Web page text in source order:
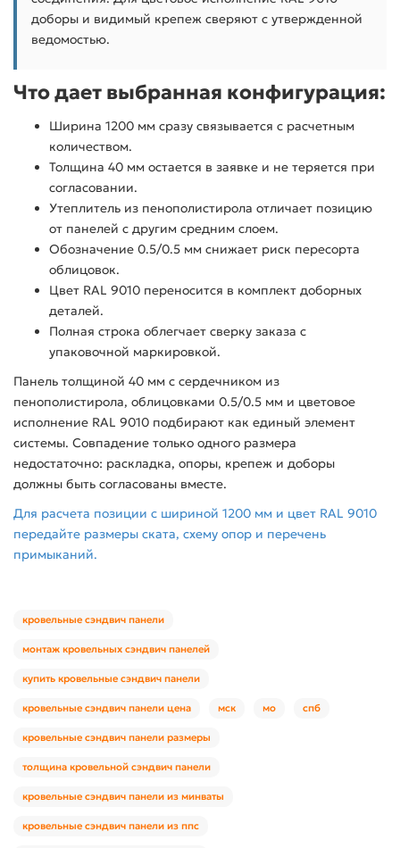
доборы и видимый крепеж сверяют с утвержденной
ведомостью.
Что дает выбранная конфигурация:
Ширина 1200 мм сразу связывается с расчетным
количеством.
Толщина 40 мм остается в заявке и не теряется при
согласовании.
Утеплитель из пенополистирола отличает позицию
от панелей с другим средним слоем.
Обозначение 0.5/0.5 мм снижает риск пересорта
облицовок.
Цвет RAL 9010 переносится в комплект доборных
деталей.
Полная строка облегчает сверку заказа с
упаковочной маркировкой.
Панель толщиной 40 мм с сердечником из
пенополистирола, облицовками 0.5/0.5 мм и цветовое
исполнение RAL 9010 подбирают как единый элемент
системы. Совпадение только одного размера
недостаточно: раскладка, опоры, крепеж и доборы
должны быть согласованы вместе.
Для расчета позиции с шириной 1200 мм и цвет RAL 9010
передайте размеры ската, схему опор и перечень
примыканий.
кровельные сэндвич панели
монтаж кровельных сэндвич панелей
купить кровельные сэндвич панели
кровельные сэндвич панели цена мск мо спб
кровельные сэндвич панели размеры
толщина кровельной сэндвич панели
кровельные сэндвич панели из минваты
кровельные сэндвич панели из ппс